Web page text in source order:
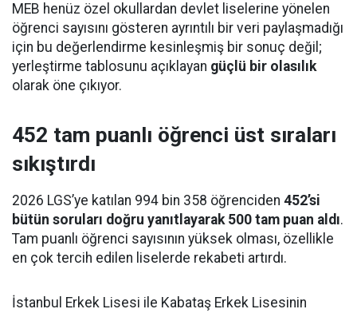
MEB henüz özel okullardan devlet liselerine yönelen
öğrenci sayısını gösteren ayrıntılı bir veri paylaşmadığı
için bu değerlendirme kesinleşmiş bir sonuç değil;
yerleştirme tablosunu açıklayan güçlü bir olasılık
olarak öne çıkıyor.
452 tam puanlı öğrenci üst sıraları
sıkıştırdı
2026 LGS’ye katılan 994 bin 358 öğrenciden 452’si
bütün soruları doğru yanıtlayarak 500 tam puan aldı.
Tam puanlı öğrenci sayısının yüksek olması, özellikle
en çok tercih edilen liselerde rekabeti artırdı.
İstanbul Erkek Lisesi ile Kabataş Erkek Lisesinin